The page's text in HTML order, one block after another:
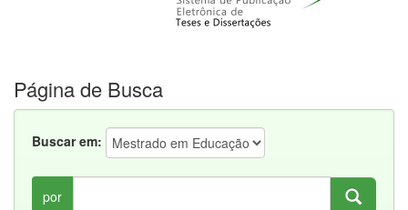
Página de Busca
Buscar em:
por